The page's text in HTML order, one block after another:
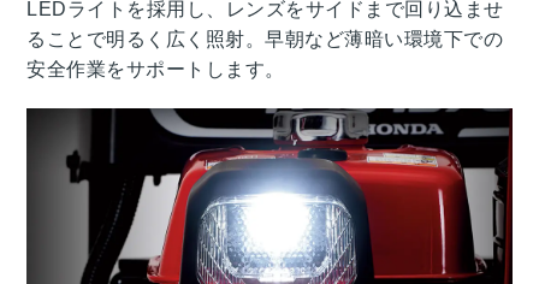
LEDライトを採用し、レンズをサイドまで回り込ませ
ることで明るく広く照射。早朝など薄暗い環境下での
安全作業をサポートします。